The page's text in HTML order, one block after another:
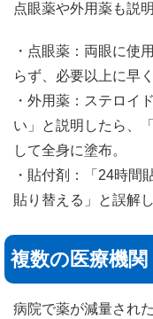
点眼薬や外用薬も説
・点眼薬：両眼に使
らず、必要以上に早
・外用薬：ステロイ
い」と説明したら、
して全身に塗布。
・貼付剤：「24時間
貼り替える」と誤解
複数の医療機
病院で薬が減量され